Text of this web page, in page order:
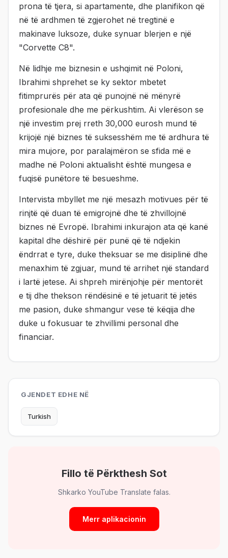
prona të tjera, si apartamente, dhe planifikon që
në të ardhmen të zgjerohet në tregtinë e
makinave luksoze, duke synuar blerjen e një
"Corvette C8".
Në lidhje me biznesin e ushqimit në Poloni,
Ibrahimi shprehet se ky sektor mbetet
fitimprurës për ata që punojnë në mënyrë
profesionale dhe me përkushtim. Ai vlerëson se
një investim prej rreth 30,000 eurosh mund të
krijojë një biznes të suksesshëm me të ardhura të
mira mujore, por paralajmëron se sfida më e
madhe në Poloni aktualisht është mungesa e
fuqisë punëtore të besueshme.
Intervista mbyllet me një mesazh motivues për të
rinjtë që duan të emigrojnë dhe të zhvillojnë
biznes në Evropë. Ibrahimi inkurajon ata që kanë
kapital dhe dëshirë për punë që të ndjekin
ëndrrat e tyre, duke theksuar se me disiplinë dhe
menaxhim të zgjuar, mund të arrihet një standard
i lartë jetese. Ai shpreh mirënjohje për mentorët
e tij dhe thekson rëndësinë e të jetuarit të jetës
me pasion, duke shmangur vese të këqija dhe
duke u fokusuar te zhvillimi personal dhe
financiar.
GJENDET EDHE NË
Turkish
Fillo të Përkthesh Sot
Shkarko YouTube Translate falas.
Merr aplikacionin